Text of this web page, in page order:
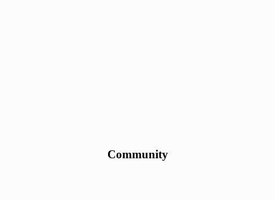
Community